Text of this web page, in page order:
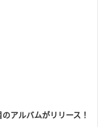
アルバムがリリース！